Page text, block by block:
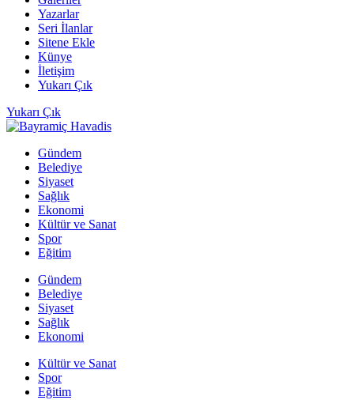
Yazarlar
Seri İlanlar
Sitene Ekle
Künye
İletişim
Yukarı Çık
Yukarı Çık
Gündem
Belediye
Siyaset
Sağlık
Ekonomi
Kültür ve Sanat
Spor
Eğitim
Gündem
Belediye
Siyaset
Sağlık
Ekonomi
Kültür ve Sanat
Spor
Eğitim